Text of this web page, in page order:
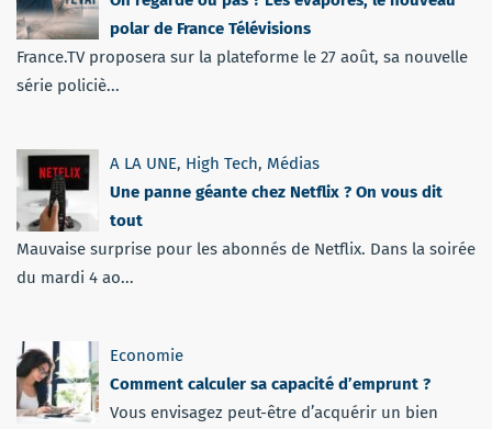
polar de France Télévisions
France.TV proposera sur la plateforme le 27 août, sa nouvelle
série policiè...
A LA UNE, High Tech, Médias
Une panne géante chez Netflix ? On vous dit
tout
Mauvaise surprise pour les abonnés de Netflix. Dans la soirée
du mardi 4 ao...
Economie
Comment calculer sa capacité d’emprunt ?
Vous envisagez peut-être d’acquérir un bien